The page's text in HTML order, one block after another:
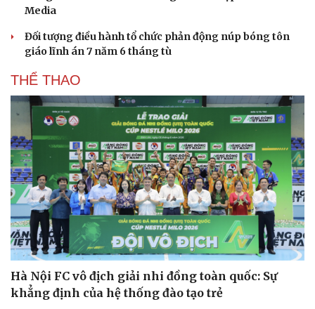
Media
Đối tượng điều hành tổ chức phản động núp bóng tôn
giáo lĩnh án 7 năm 6 tháng tù
THỂ THAO
Hà Nội FC vô địch giải nhi đồng toàn quốc: Sự
khẳng định của hệ thống đào tạo trẻ